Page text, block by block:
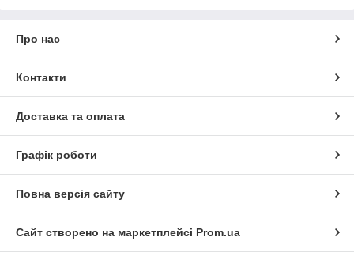
Про нас
Контакти
Доставка та оплата
Графік роботи
Повна версія сайту
Сайт створено на маркетплейсі Prom.ua